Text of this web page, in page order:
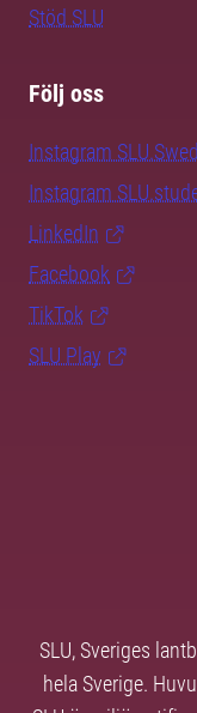
Stöd SLU
Följ oss
Instagram
Instagram
LinkedIn
Facebook
TikTok
SLU Play
SLU, Sveriges
hela Sverige.